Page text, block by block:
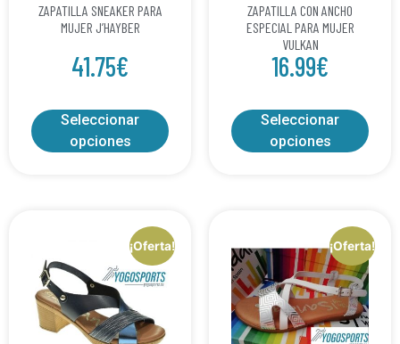
ZAPATILLA SNEAKER PARA
MUJER J’HAYBER
41.75€
Seleccionar
opciones
ZAPATILLA CON ANCHO
ESPECIAL PARA MUJER
VULKAN
16.99€
Seleccionar
opciones
¡Oferta! ¡Oferta!